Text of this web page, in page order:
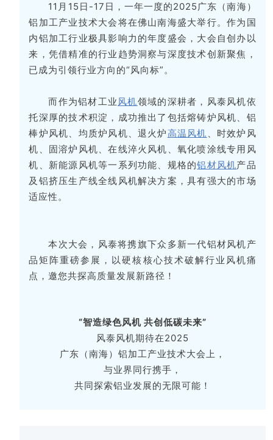
11月15日-17日，一年一度的2025广东（南海）
铝加工产业技术大会将在佛山南海盛大举行。作为国
内铝加工行业极具影响力的年度盛会，大会自创办以
来，凭借精准的行业趋势洞察与深度技术创新聚焦，
已成为引领行业方向的“风向标”。
而作为铝材工业 风机领域的深耕者，风泰风机依
托深厚的技术积淀，成功推出了包括熔铸炉风机、铝
棒炉风机、均质炉风机、退火炉高温风机 、时效炉风
机、固溶炉风机、在线淬火风机、氧化喷涂线专用风
机、新能源风机等一系列功能、规格的铝材风机产品
及铝挤压生产线全线风机解决方案，具有强大的市场
适应性。
本次大会，风泰将携旗下众多新一代铝材风机产
品矩阵重磅参展，以硬核核心技术破解行业风机痛
点，邀您共探高质量发展新路径！
“智造绿色风机 共创低碳未来”
风泰风机期待在2025
广东（南海）铝加工产业技术大会上，
与业界同行携手，
共同探索铝业发展的无限可能！